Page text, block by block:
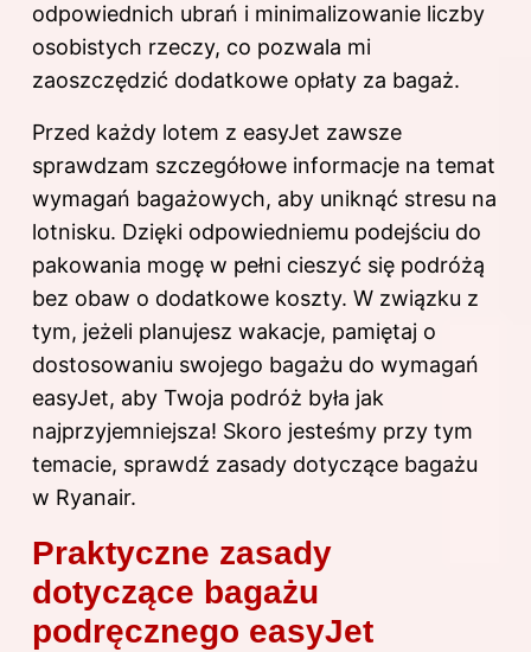
odpowiednich ubrań i minimalizowanie liczby
osobistych rzeczy, co pozwala mi
zaoszczędzić dodatkowe opłaty za bagaż.
Przed każdy lotem z easyJet zawsze
sprawdzam szczegółowe informacje na temat
wymagań bagażowych, aby uniknąć stresu na
lotnisku. Dzięki odpowiedniemu podejściu do
pakowania mogę w pełni cieszyć się podróżą
bez obaw o dodatkowe koszty. W związku z
tym, jeżeli planujesz wakacje, pamiętaj o
dostosowaniu swojego bagażu do wymagań
easyJet, aby Twoja podróż była jak
najprzyjemniejsza! Skoro jesteśmy przy tym
temacie, sprawdź zasady dotyczące bagażu
w Ryanair.
Praktyczne zasady
dotyczące bagażu
podręcznego easyJet